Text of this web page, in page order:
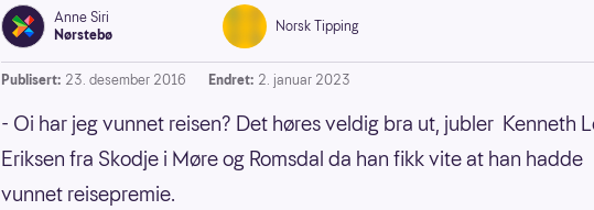
Anne Siri
Nørstebø
Norsk Tipping
Publisert: 23. desember 2016 Endret: 2. januar 2023
- Oi har jeg vunnet reisen? Det høres veldig bra ut, jubler Kenneth
Eriksen fra Skodje i Møre og Romsdal da han fikk vite at han hadde
vunnet reisepremie.